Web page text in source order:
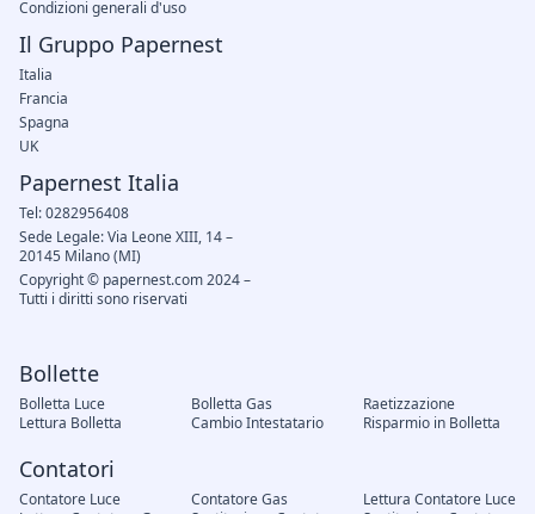
Bollette
Bolletta Luce Bolletta Gas
Raetizzazione
Lettura Bolletta
Cambio Intestatario Risparmio in Bolletta
Contatori
Contatore Luce Contatore Gas
Lettura Contatore Luce
Condizioni generali d'uso
Il Gruppo Papernest
Italia
Francia
Spagna
UK
Papernest Italia
Tel: 0282956408
Sede Legale: Via Leone XIII, 14 –
20145 Milano (MI)
Copyright © papernest.com 2024 –
Tutti i diritti sono riservati